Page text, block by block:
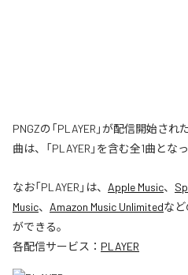
PNGZの「PLAYER」が配信開始さ
曲は、「PLAYER」を含む全1曲とな
なお「PLAYER 」は、 Apple Music、
Music、 Amazon Music Unlimitedな
ができる。
各配信サービス： PLAYER